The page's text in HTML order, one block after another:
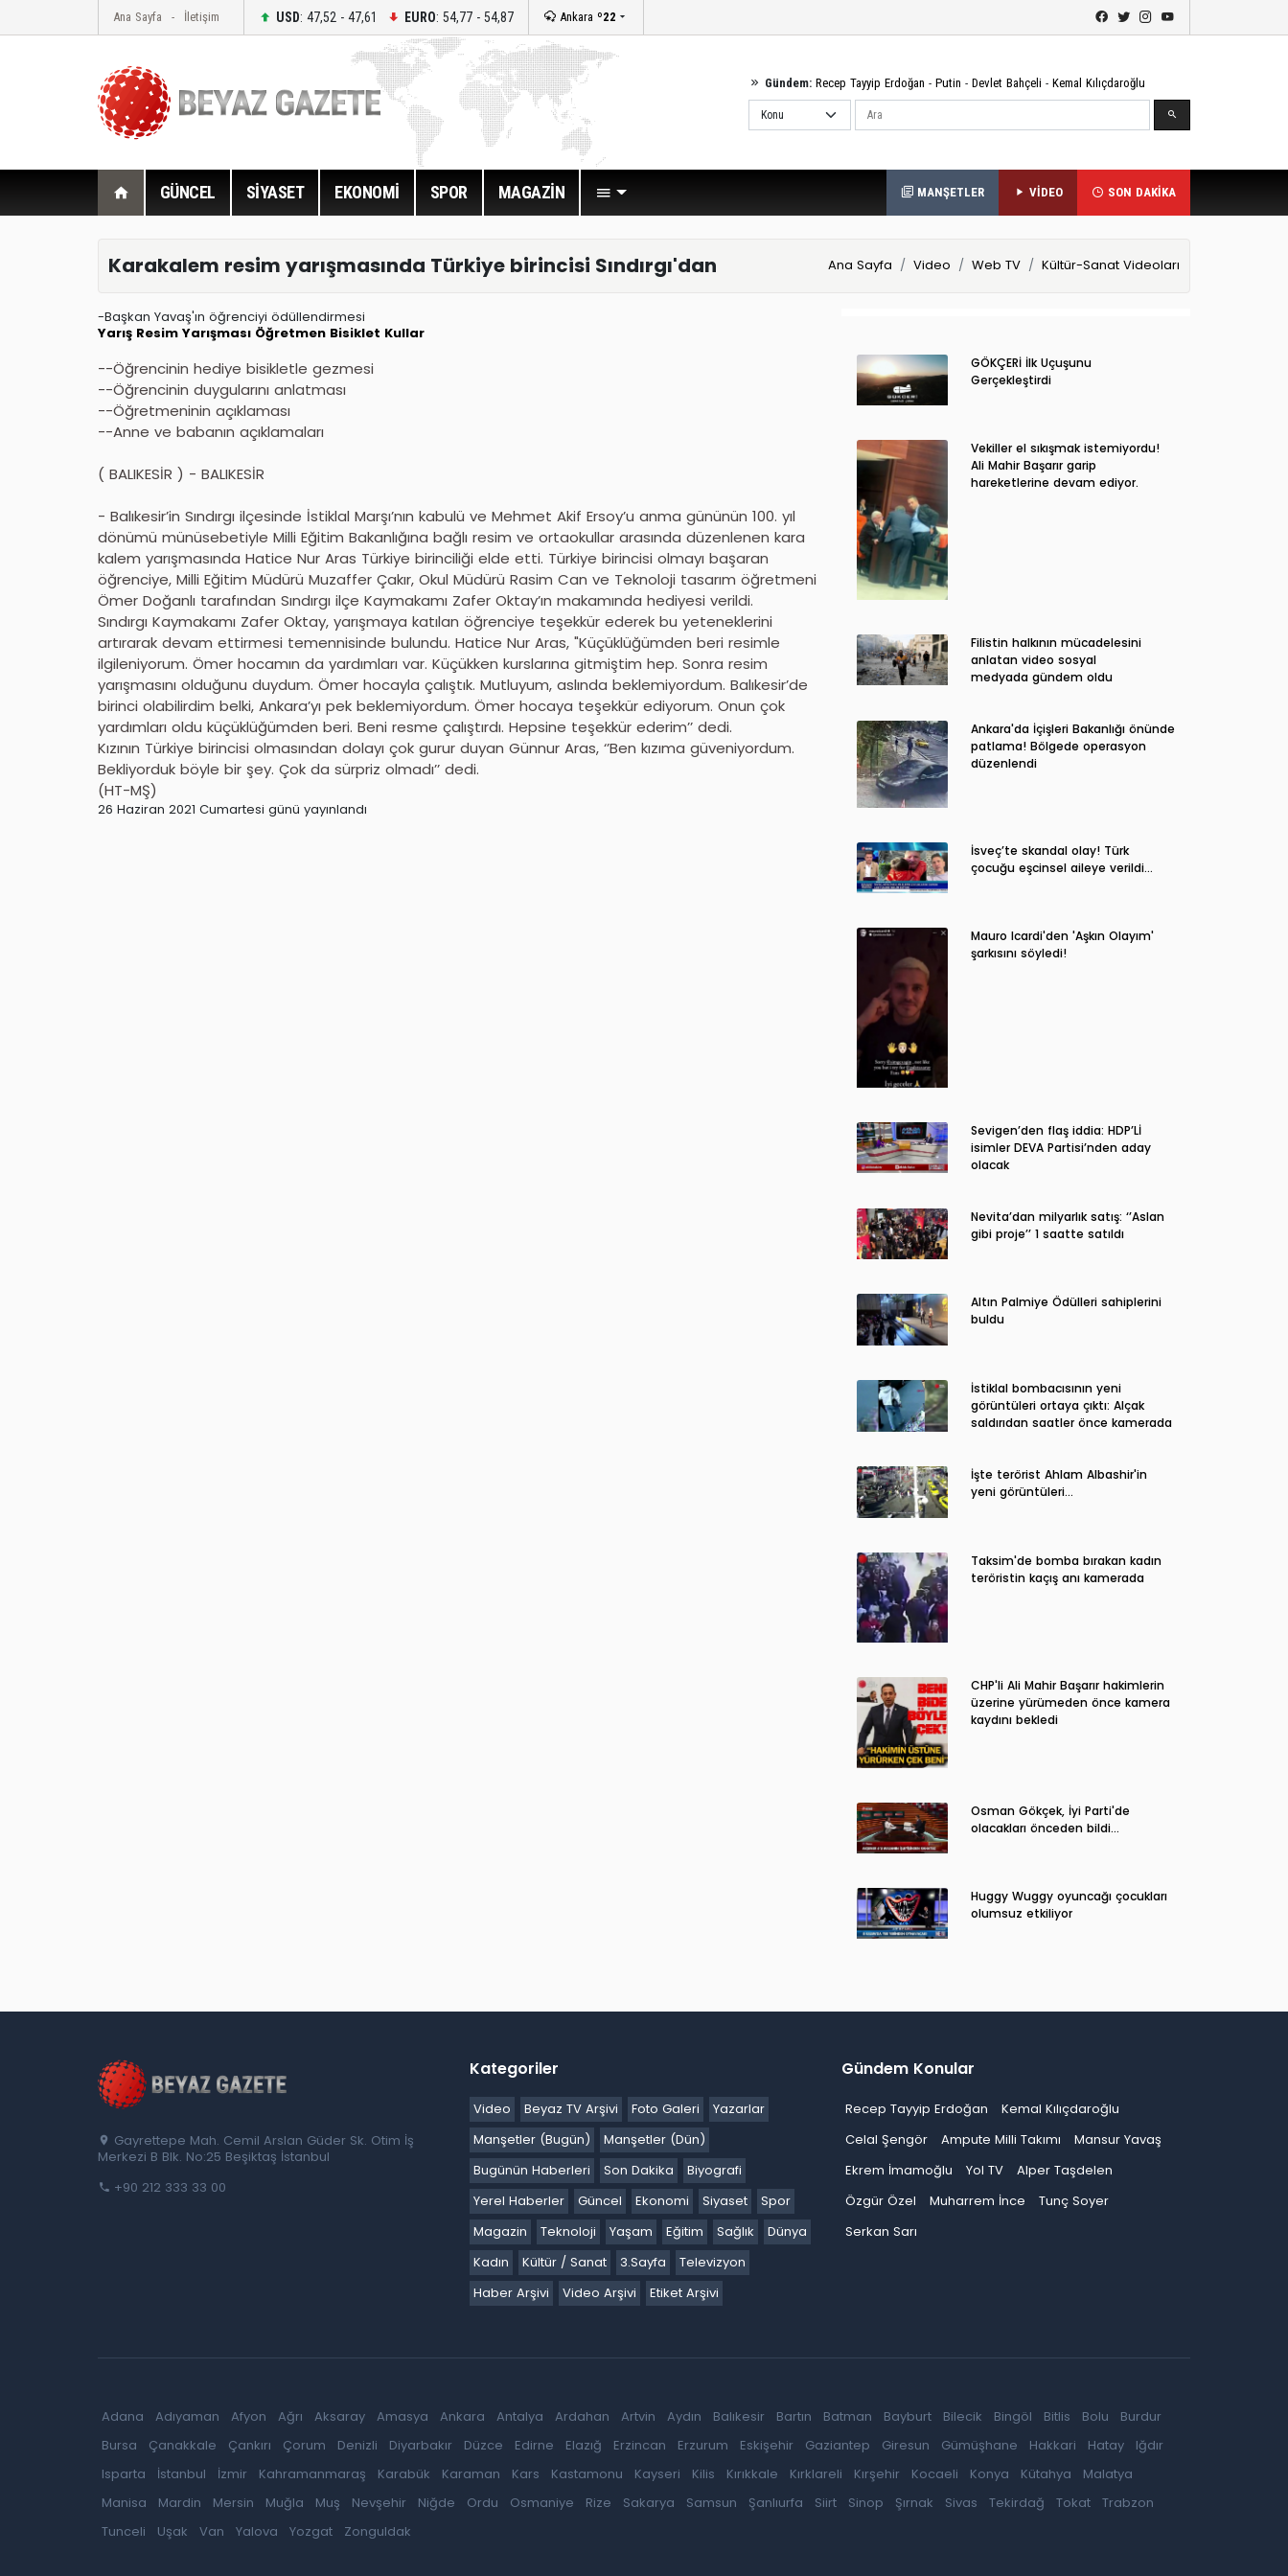
Ana Sayfa İletişim USD: 47,52 - 47,61 EURO: 54,77 - 54,87 Ankara º22
Gündem: Recep Tayyip Erdoğan - Putin - Devlet Bahçeli - Kemal Kılıçdaroğlu
Ara
GÜNCEL SİYASET EKONOMİ SPOR MAGAZİN MANŞETLER VİDEO SON DAKİKA
Karakalem resim yarışmasında Türkiye birincisi Sındırgı'dan Ana Sayfa Video Web TV Kültür-Sanat Videoları
-Başkan Yavaş'ın öğrenciyi ödüllendirmesi
Yarış Resim Yarışması Öğretmen Bisiklet Kullar
--Öğrencinin hediye bisikletle gezmesi
--Öğrencinin duygularını anlatması
--Öğretmeninin açıklaması
--Anne ve babanın açıklamaları
( BALIKESİR ) - BALIKESİR
- Balıkesir’in Sındırgı ilçesinde İstiklal Marşı’nın kabulü ve Mehmet Akif Ersoy’u anma gününün 100. yıl
dönümü münüsebetiyle Milli Eğitim Bakanlığına bağlı resim ve ortaokullar arasında düzenlenen kara
kalem yarışmasında Hatice Nur Aras Türkiye birinciliği elde etti. Türkiye birincisi olmayı başaran
öğrenciye, Milli Eğitim Müdürü Muzaffer Çakır, Okul Müdürü Rasim Can ve Teknoloji tasarım öğretmeni
Ömer Doğanlı tarafından Sındırgı ilçe Kaymakamı Zafer Oktay’ın makamında hediyesi verildi.
Sındırgı Kaymakamı Zafer Oktay, yarışmaya katılan öğrenciye teşekkür ederek bu yeteneklerini
artırarak devam ettirmesi temennisinde bulundu. Hatice Nur Aras, "Küçüklüğümden beri resimle
ilgileniyorum. Ömer hocamın da yardımları var. Küçükken kurslarına gitmiştim hep. Sonra resim
yarışmasını olduğunu duydum. Ömer hocayla çalıştık. Mutluyum, aslında beklemiyordum. Balıkesir’de
birinci olabilirdim belki, Ankara’yı pek beklemiyordum. Ömer hocaya teşekkür ediyorum. Onun çok
yardımları oldu küçüklüğümden beri. Beni resme çalıştırdı. Hepsine teşekkür ederim’’ dedi.
Kızının Türkiye birincisi olmasından dolayı çok gurur duyan Günnur Aras, ‘’Ben kızıma güveniyordum.
Bekliyorduk böyle bir şey. Çok da sürpriz olmadı’’ dedi.
(HT-MŞ)
26 Haziran 2021 Cumartesi günü yayınlandı
GÖKÇERİ İlk Uçuşunu
Gerçekleştirdi
Vekiller el sıkışmak istemiyordu!
Ali Mahir Başarır garip
hareketlerine devam ediyor.
Filistin halkının mücadelesini
anlatan video sosyal
medyada gündem oldu
Ankara'da İçişleri Bakanlığı önünde
patlama! Bölgede operasyon
düzenlendi
İsveç’te skandal olay! Türk
çocuğu eşcinsel aileye verildi…
Mauro Icardi'den 'Aşkın Olayım'
şarkısını söyledi!
Sevigen’den flaş iddia: HDP’Lİ
isimler DEVA Partisi’nden aday
olacak
Nevita’dan milyarlık satış: ‘’Aslan
gibi proje’’ 1 saatte satıldı
Altın Palmiye Ödülleri sahiplerini
buldu
İstiklal bombacısının yeni
görüntüleri ortaya çıktı: Alçak
saldırıdan saatler önce kamerada
İşte terörist Ahlam Albashir'in
yeni görüntüleri…
Taksim'de bomba bırakan kadın
teröristin kaçış anı kamerada
CHP'li Ali Mahir Başarır hakimlerin
üzerine yürümeden önce kamera
kaydını bekledi
Osman Gökçek, İyi Parti'de
olacakları önceden bildi...
Huggy Wuggy oyuncağı çocukları
olumsuz etkiliyor
Gayrettepe Mah. Cemil Arslan Güder Sk. Otim İş
Merkezi B Blk. No:25 Beşiktaş İstanbul
+90 212 333 33 00
Kategoriler
Video Beyaz TV Arşivi Foto Galeri
Yazarlar
Manşetler (Bugün)
Manşetler (Dün)
Bugünün Haberleri
Son Dakika
Biyografi
Yerel Haberler
Güncel Ekonomi Siyaset
Spor
Magazin
Teknoloji Yaşam Eğitim Sağlık
Dünya
Kadın
Kültür / Sanat 3.Sayfa
Televizyon
Haber Arşivi
Video Arşivi Etiket Arşivi
Gündem Konular
Recep Tayyip Erdoğan
Kemal Kılıçdaroğlu
Celal Şengör
Ampute Milli Takımı
Mansur Yavaş
Ekrem İmamoğlu
Yol TV
Alper Taşdelen
Özgür Özel
Muharrem İnce
Tunç Soyer
Serkan Sarı
Adana Adıyaman Afyon Ağrı Aksaray Amasya Ankara Antalya Ardahan Artvin Aydın Balıkesir Bartın Batman Bayburt Bilecik Bingöl Bitlis Bolu
Burdur
Bursa
Çanakkale Çankırı Çorum Denizli Diyarbakır Düzce Edirne Elazığ Erzincan Erzurum Eskişehir Gaziantep Giresun Gümüşhane Hakkari Hatay
Iğdır
Isparta
İstanbul İzmir Kahramanmaraş Karabük Karaman Kars Kastamonu Kayseri Kilis Kırıkkale Kırklareli Kırşehir Kocaeli Konya Kütahya
Malatya
Manisa
Mardin Mersin Muğla Muş Nevşehir Niğde Ordu Osmaniye Rize Sakarya Samsun Şanlıurfa Siirt Sinop Şırnak Sivas Tekirdağ Tokat
Trabzon
Tunceli
Uşak Van Yalova Yozgat Zonguldak